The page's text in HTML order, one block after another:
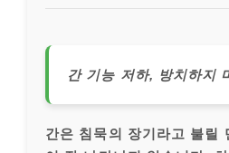
간 기능 저하, 방치하지
간은 침묵의 장기라고 불릴